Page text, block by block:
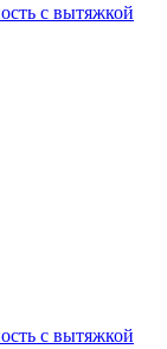
с вытяжкой
с вытяжкой